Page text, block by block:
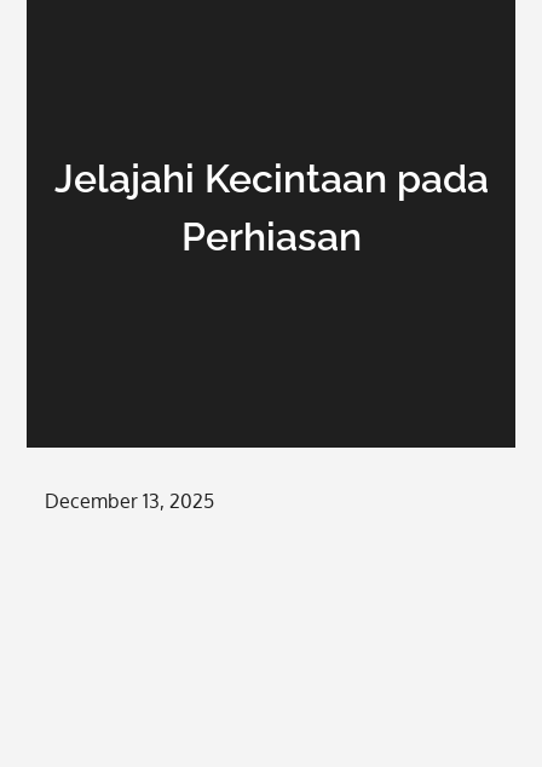
Jelajahi Kecintaan pada
Perhiasan
Posted
December 13, 2025